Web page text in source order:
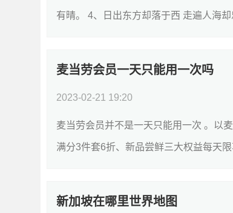
有晴。 4、日出东方却落于西 走遍人海
麦当劳会员一天只能用一次吗
2023-02-21 19:20
麦当劳会员并不是一天只能用一次 。以
满分3件套6折、新品尝鲜三大权益每天
新加坡在哪里世界地图